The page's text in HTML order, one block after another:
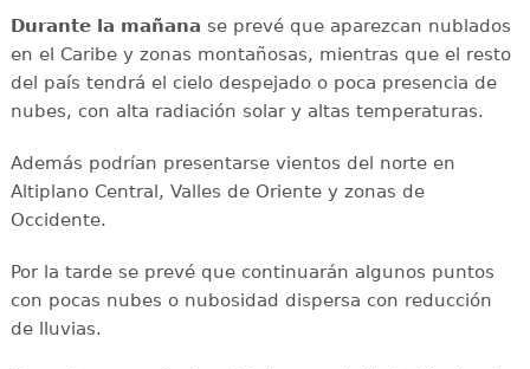
Durante la mañana se prevé que aparezcan nublados
en el Caribe y zonas montañosas, mientras que el resto
del país tendrá el cielo despejado o poca presencia de
nubes, con alta radiación solar y altas temperaturas.
Además podrían presentarse vientos del norte en
Altiplano Central, Valles de Oriente y zonas de
Occidente.
Por la tarde se prevé que continuarán algunos puntos
con pocas nubes o nubosidad dispersa con reducción
de lluvias.